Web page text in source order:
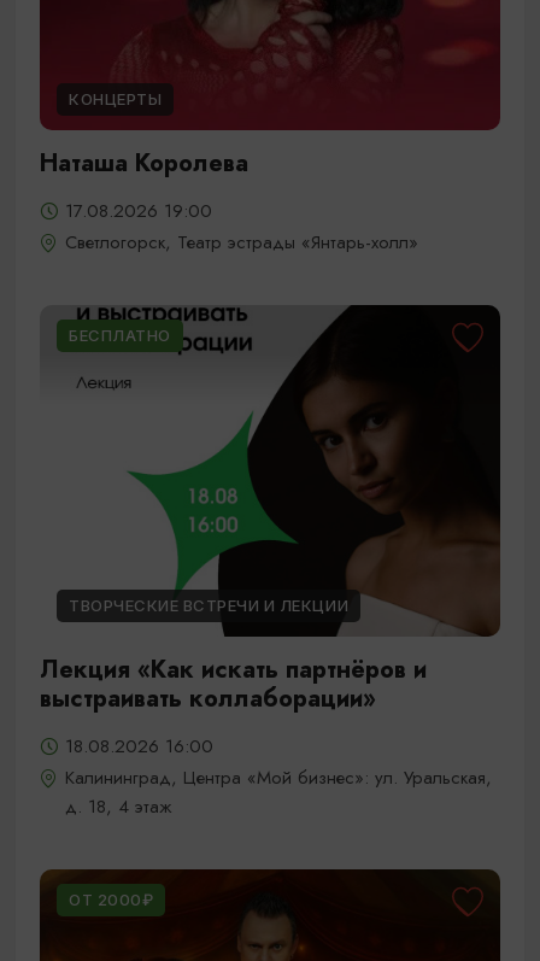
КОНЦЕРТЫ
Наташа Королева
17.08.2026 19:00
Светлогорск, Театр эстрады «Янтарь-холл»
БЕСПЛАТНО
ТВОРЧЕСКИЕ ВСТРЕЧИ И ЛЕКЦИИ
Лекция «Как искать партнёров и
выстраивать коллаборации»
18.08.2026 16:00
Калининград, Центра «Мой бизнес»: ул. Уральская,
д. 18, 4 этаж
ОТ 2000₽